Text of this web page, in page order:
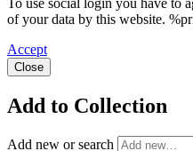
of your data by this website.
Accept
Close
Add to Collection
Add new or search